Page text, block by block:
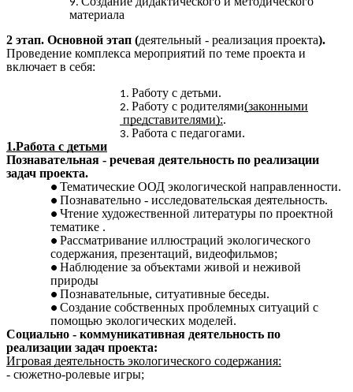
материала
2 этап. Основной этап (деятельный - реализация проекта).
Проведение комплекса мероприятий по теме проекта и
включает в себя:
Работу с детьми.
Работу с родителями(законными
представителями):.
Работа с педагогами.
1.Работа с детьми
Познавательная - речевая деятельность по реализации
задач проекта.
Тематические ООД экологической направленности.
Познавательно - исследовательская деятельность.
Чтение художественной литературы по проектной
тематике .
Рассматривание иллюстраций экологического
содержания, презентаций, видеофильмов;
Наблюдение за объектами живой и неживой
природы
Познавательные, ситуативные беседы.
Создание собственных проблемных ситуаций с
помощью экологических моделей.
Социально - коммуникативная деятельность по
реализации задач проекта:
Игровая деятельность экологического содержания:
- сюжетно-ролевые игры;